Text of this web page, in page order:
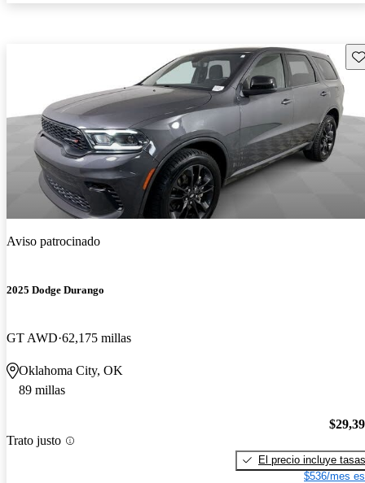
Aviso patrocinado
2025 Dodge Durango
GT AWD 62,175 millas
Oklahoma City, OK
89 millas
Trato justo
El precio incluye tasas
$536/mes